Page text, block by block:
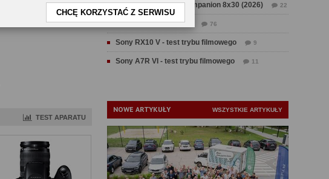
CHCĘ KORZYSTAĆ Z SERWISU
TEST APARATU
Test Swarovski CL Companion 8x30 (2026) 22
Test Fujifilm GFX 100 II 76
Sony RX10 V - test trybu filmowego 9
Sony A7R VI - test trybu filmowego 11
NOWE ARTYKUŁY WSZYSTKIE ARTYKUŁY